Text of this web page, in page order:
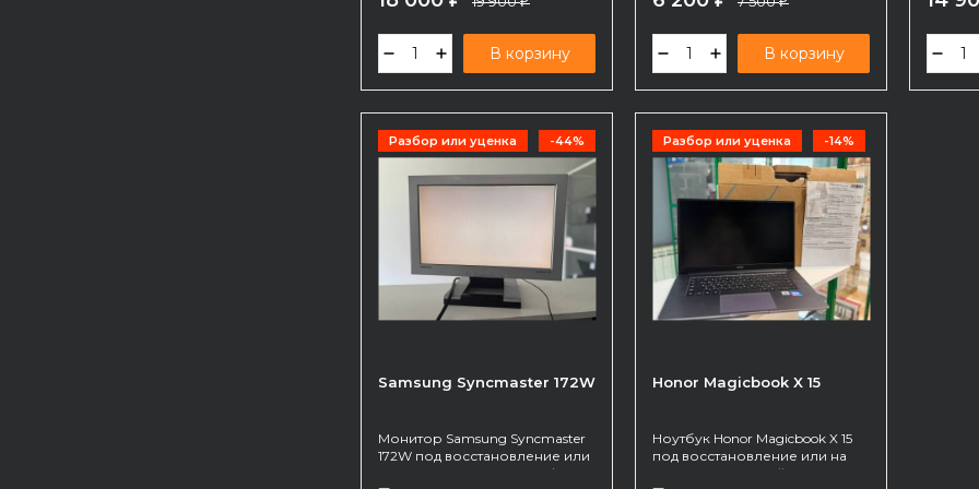
В корзину
остальном полностью
В корзину
Разбор или уценка -44%
Samsung Syncmaster 172W
Монитор Samsung Syncmaster
172W под восстановление или
на запчасти. Имеются дефекты
Разбор или уценка -14%
Honor Magicbook X 15
Ноутбук Honor Magicbook X 15
под восстановление или на
запчасти. Внешний вид на